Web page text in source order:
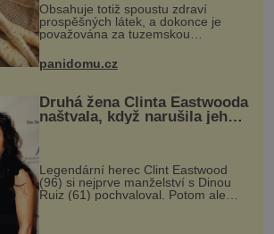
Obsahuje totiž spoustu zdraví
prospěšných látek, a dokonce je
považována za tuzemskou
superpotravinu. Zázrak plný
vitaminů V petrželi najdete vitaminy
B1, B2, B3, B6, provitamin A, vitamin
panidomu.cz
Druhá žena Clinta Eastwooda
naštvala, když narušila jeho
Legendární herec Clint Eastwood
(96) si nejprve manželství s Dinou
Ruiz (61) pochvaloval. Potom ale
Nestárnoucí hollywoodský herec a